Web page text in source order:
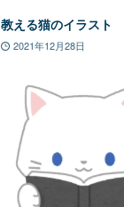
教える猫のイラスト
2021年12月28日